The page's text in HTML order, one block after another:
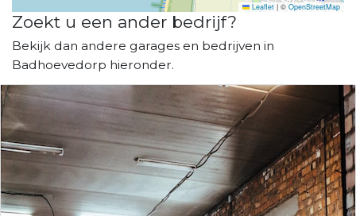
Leaflet | © OpenStreetMap
Zoekt u een ander bedrijf?
Bekijk dan andere garages en bedrijven in
Badhoevedorp hieronder.